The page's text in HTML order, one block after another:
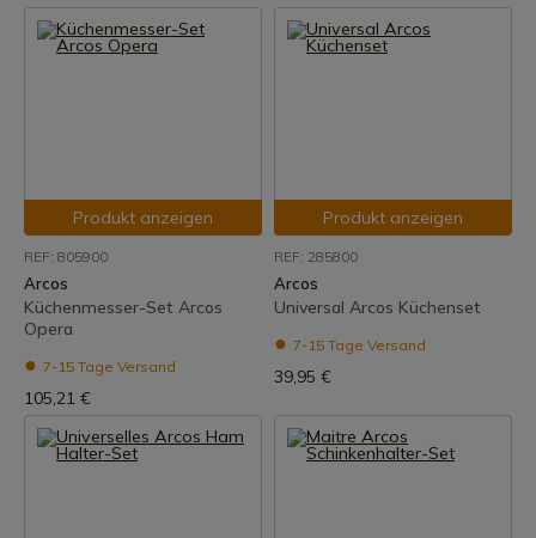
Produkt anzeigen
REF: 805900
Arcos
Küchenmesser-Set Arcos
Opera
7-15 Tage Versand
105,21 €
Produkt anzeigen
REF: 285800
Arcos
Universal Arcos Küchenset
7-15 Tage Versand
39,95 €